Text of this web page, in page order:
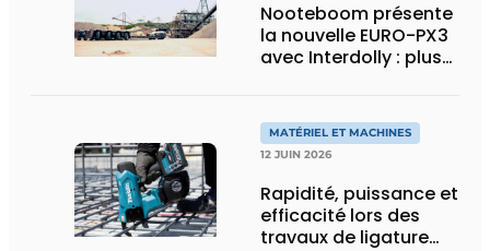
Nooteboom présente
la nouvelle EURO-PX3
avec Interdolly : plus
transport spécial
MATÉRIEL ET MACHINES
12 JUIN 2026
Rapidité, puissance et
efficacité lors des
travaux de ligature